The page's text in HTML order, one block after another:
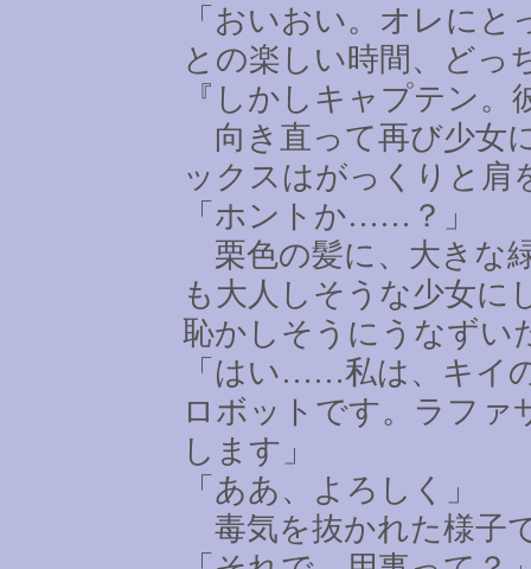
「おいおい。オレに
との楽しい時間、どっ
『しかしキャプテン
向き直って再び少女
ックスはがっくりと肩
「ホントか…… ？」
栗色の髪に、大きな
も大人しそうな少女に
恥かしそうにうなずい
「はい……私は、キイ
ロボットです。ラファ
します」
「ああ、よろしく」
毒気を抜かれた様子